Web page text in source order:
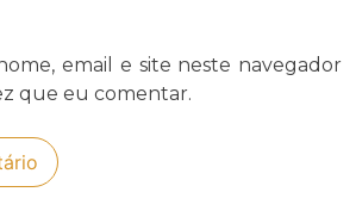
email e site neste navegador
que eu comentar.